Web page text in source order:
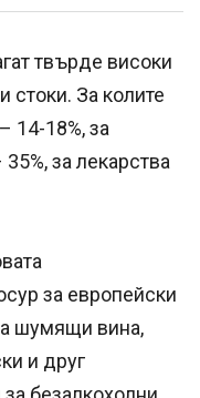
твърде високи
стоки. За колите
14-18%, за
за лекарства
за европейски
шумящи вина,
и друг